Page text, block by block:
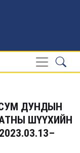
ДУНДЫН
ШҮҮХИЙН